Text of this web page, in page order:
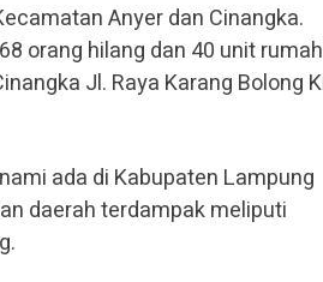
Anyer dan Cinangka.
orang hilang dan 40 unit rumah
Jl. Raya Karang Bolong
ada di Kabupaten Lampung
daerah terdampak meliputi